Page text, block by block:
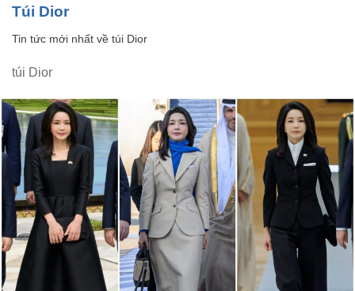
túi Dior
Tin tức mới nhất về túi Dior
túi Dior